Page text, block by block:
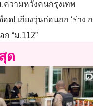
ความหวังคนกรุงเทพ
ดือด! เถียงวุ่นก่อนถก ‘ร่าง
“ม.112”
ด